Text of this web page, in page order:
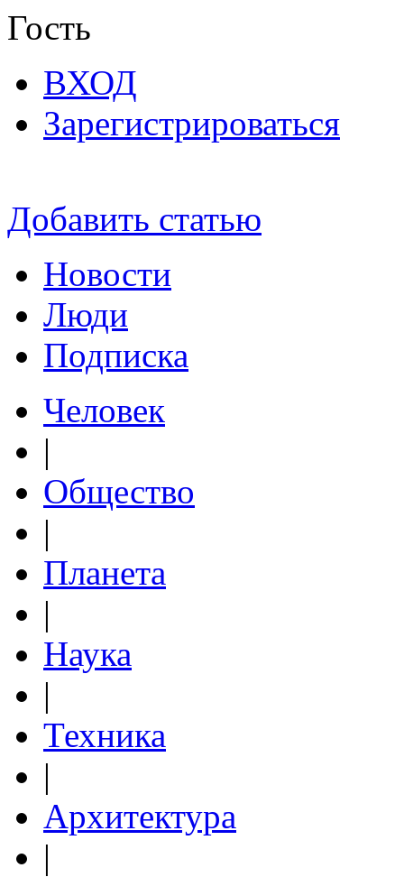
Гость
ВХОД
Зарегистрироваться
Добавить статью
Новости
Люди
Подписка
Человек
|
Общество
|
Планета
|
Наука
|
Техника
|
Архитектура
|